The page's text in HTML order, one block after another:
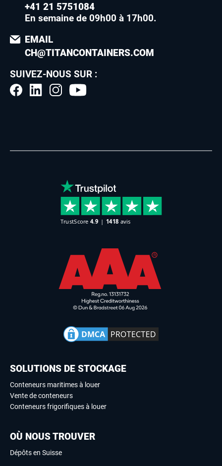
+41 21 5751084
En semaine de 09h00 à 17h00.
EMAIL
CH@TITANCONTAINERS.COM
SUIVEZ-NOUS SUR :
SOLUTIONS DE STOCKAGE
Conteneurs maritimes à louer
Vente de conteneurs
Conteneurs frigorifiques à louer
OÙ NOUS TROUVER
Dépôts en Suisse